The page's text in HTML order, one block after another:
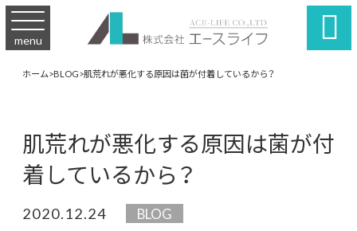
menu 
ホーム>BLOG>肌荒れが悪化する原因は菌が付着しているから？
肌荒れが悪化する原因は菌が付
着しているから？
2020.12.24 BLOG